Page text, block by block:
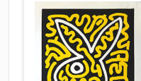
※他社様からご提示
らお知らせくださ
し上げます。